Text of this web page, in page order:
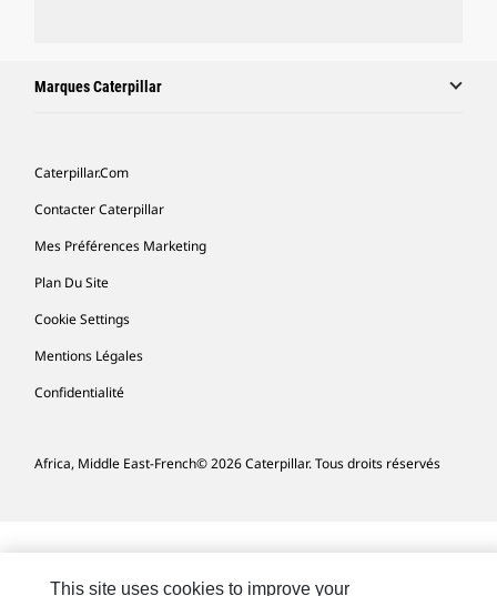
Marques Caterpillar
Caterpillar.com
Contacter Caterpillar
Mes Préférences Marketing
Plan Du Site
Cookie Settings
Mentions Légales
Confidentialité
Africa, Middle East-French© 2026 Caterpillar. Tous droits réservés
This site uses cookies to improve your